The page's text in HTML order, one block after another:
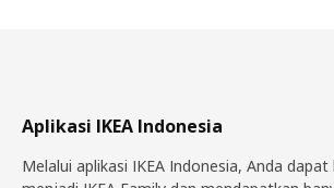
Aplikasi IKEA Indonesia
Melalui aplikasi IKEA Indonesia, Anda dapat